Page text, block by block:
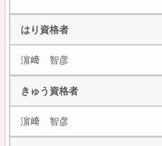
はり資格者
濵﨑 智彦
きゅう資格者
濵﨑 智彦